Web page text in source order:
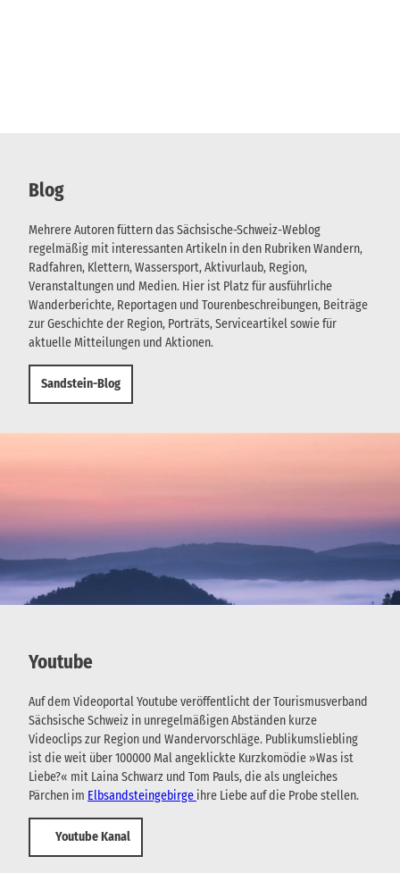
Blog
Mehrere Autoren füttern das Sächsische-Schweiz-Weblog
regelmäßig mit interessanten Artikeln in den Rubriken Wandern,
Radfahren, Klettern, Wassersport, Aktivurlaub, Region,
Veranstaltungen und Medien. Hier ist Platz für ausführliche
Wanderberichte, Reportagen und Tourenbeschreibungen, Beiträge
zur Geschichte der Region, Porträts, Serviceartikel sowie für
aktuelle Mitteilungen und Aktionen.
Sandstein-Blog
Youtube
Auf dem Videoportal Youtube veröffentlicht der Tourismusverband
Sächsische Schweiz in unregelmäßigen Abständen kurze
Videoclips zur Region und Wandervorschläge. Publikumsliebling
ist die weit über 100000 Mal angeklickte Kurzkomödie »Was ist
Liebe?« mit Laina Schwarz und Tom Pauls, die als ungleiches
Pärchen im Elbsandsteingebirge ihre Liebe auf die Probe stellen.
Youtube Kanal